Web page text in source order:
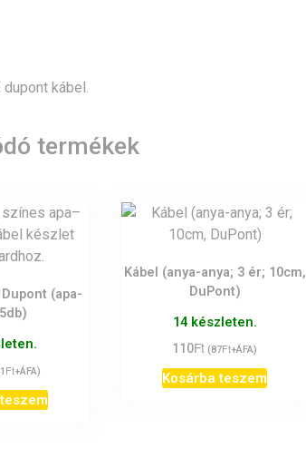
dupont kábel.
termékek
(apa-
Ft+ÁFA)
Kábel (anya-anya; 3 ér; 10cm,
DuPont)
14 készleten.
110Ft (87Ft+ÁFA)
Kosárba teszem